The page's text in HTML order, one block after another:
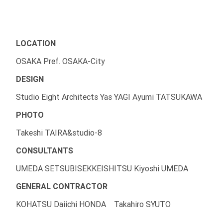
LOCATION
OSAKA Pref. OSAKA-City
DESIGN
Studio Eight Architects Yas YAGI Ayumi TATSUKAWA
PHOTO
Takeshi TAIRA&studio-8
CONSULTANTS
UMEDA SETSUBISEKKEISHITSU Kiyoshi UMEDA
GENERAL CONTRACTOR
KOHATSU Daiichi HONDA Takahiro SYUTO